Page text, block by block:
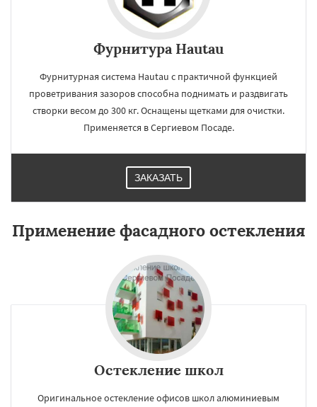
Фурнитура Hautau
Фурнитурная система Hautau с практичной функцией
проветривания зазоров способна поднимать и раздвигать
створки весом до 300 кг. Оснащены щетками для очистки.
Применяется в Сергиевом Посаде.
ЗАКАЗАТЬ
Применение фасадного остекления
Остекление школ
Оригинальное остекление офисов школ алюминиевым